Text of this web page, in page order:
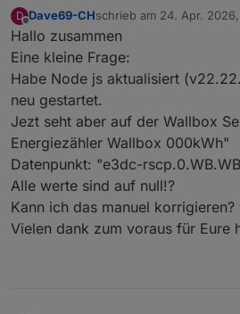
D
Offline
Dave69-CHschrieb am 24. Apr. 2026,
zuletzt editiert von
Hallo zusammen
Eine kleine Frage:
Habe Node js aktualisiert
neu gestartet.
Jezt seht aber auf der Wallbox
Energiezähler Wallbox 000kWh"
Datenpunkt: "e3dc-
Alle werte sind auf null!?
Kann ich das manuel
Vielen dank zum voraus für Eure